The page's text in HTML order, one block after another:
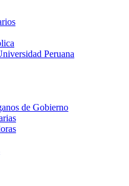
Peruana
de Gobierno